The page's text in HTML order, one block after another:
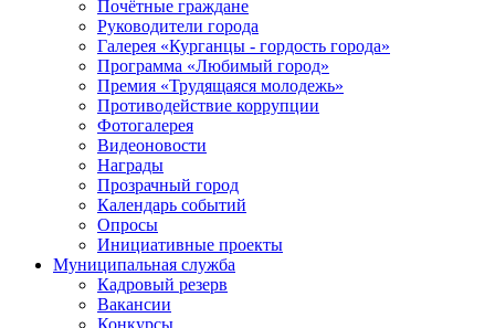
Почётные граждане
Руководители города
Галерея «Курганцы - гордость города»
Программа «Любимый город»
Премия «Трудящаяся молодежь»
Противодействие коррупции
Фотогалерея
Видеоновости
Награды
Прозрачный город
Календарь событий
Опросы
Инициативные проекты
Муниципальная служба
Кадровый резерв
Вакансии
Конкурсы